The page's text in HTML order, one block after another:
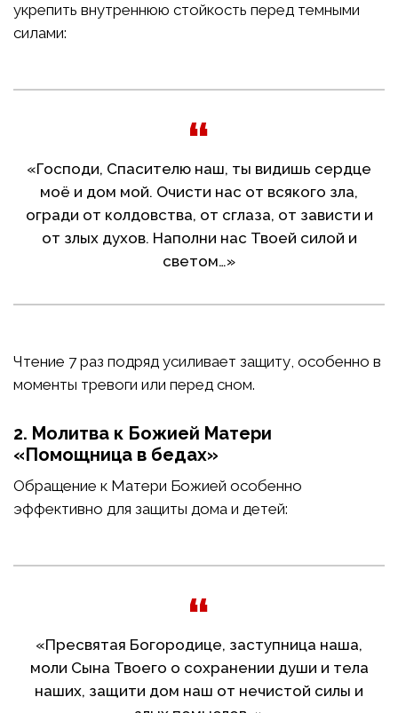
укрепить внутреннюю стойкость перед темными
силами:
«Господи, Спасителю наш, ты видишь сердце
моё и дом мой. Очисти нас от всякого зла,
огради от колдовства, от сглаза, от зависти и
от злых духов. Наполни нас Твоей силой и
светом…»
Чтение 7 раз подряд усиливает защиту, особенно в
моменты тревоги или перед сном.
2. Молитва к Божией Матери
«Помощница в бедах»
Обращение к Матери Божией особенно
эффективно для защиты дома и детей:
«Пресвятая Богородице, заступница наша,
моли Сына Твоего о сохранении души и тела
наших, защити дом наш от нечистой силы и